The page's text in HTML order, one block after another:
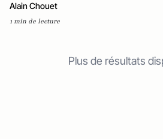
Alain Chouet
1 min de lecture
Plus de résultats